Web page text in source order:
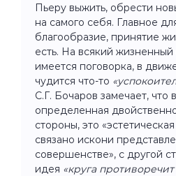
Пьеру выжить, обрести
на самого себя. Главное
благообразие, принятие
есть. На всякий жизненный
имеется поговорка, в
чудится что-то
С.Г. Бочаров замечает, что
определенная
стороны, это
связано искони
совершенстве», с другой
идея «круга